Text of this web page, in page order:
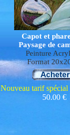
Capot et
Paysage de
Peinture
Format
Nouveau tarif spécial
50.00 €